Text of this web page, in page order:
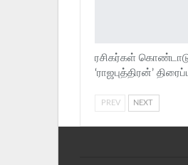
ரசிகர்கள்
‘ராஜபுத்திரன்’
PREV NEXT